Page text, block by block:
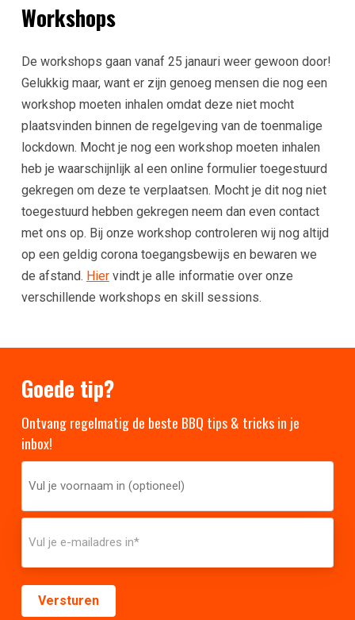
Workshops
De workshops gaan vanaf 25 janauri weer gewoon door!
Gelukkig maar, want er zijn genoeg mensen die nog een
workshop moeten inhalen omdat deze niet mocht
plaatsvinden binnen de regelgeving van de toenmalige
lockdown. Mocht je nog een workshop moeten inhalen
heb je waarschijnlijk al een online formulier toegestuurd
gekregen om deze te verplaatsen. Mocht je dit nog niet
toegestuurd hebben gekregen neem dan even contact
met ons op. Bij onze workshop controleren wij nog altijd
op een geldig corona toegangsbewijs en bewaren we
de afstand. Hiervindt je alle informatie over onze
verschillende workshops en skill sessions.
Goede tip?
Ontvang regelmatig de beste BBQ tips & tricks in je
inbox!